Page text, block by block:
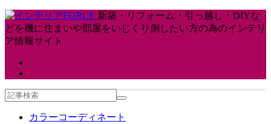
新築・リフォーム・引っ越し・DIYな
どを機に住まいや部屋をいじくり倒したい方の為のインテリ
ア情報サイト
カラーコーディネート